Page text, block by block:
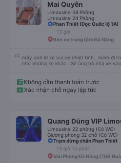
Mai Quyên
Limousine 34 Phòng
Limousine 24 Phòng
Phan Thiết (Dọc Quốc lộ 1A)
13 giờ
Bến xe trung tâm Đà Nẵng
mấy anh lơ xe vui vẻ nhiệt tình , mình đi
như những xe khác . Sẽ ủng hộ nhà xe
Không cần thanh toán trước
Xác nhận chỗ ngay lập tức
Quang Dũng VIP
Limousine 22 phòng (Có WC)
Giường phòng 32 chỗ (Có WC)
Trạm dừng chân Phan Thiết
13 giờ 15 phút
Văn Phòng Đà Nẵng (70B